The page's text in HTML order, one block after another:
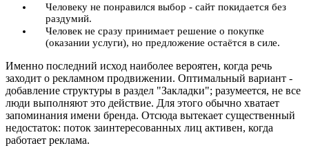
Человеку не понравился выбор - сайт покидается без
раздумий.
Человек не сразу принимает решение о покупке
(оказании услуги), но предложение остаётся в силе.
Именно последний исход наиболее вероятен, когда речь
заходит о рекламном продвижении. Оптимальный вариант -
добавление структуры в раздел "Закладки"; разумеется, не все
люди выполняют это действие. Для этого обычно хватает
запоминания имени бренда. Отсюда вытекает существенный
недостаток: поток заинтересованных лиц активен, когда
работает реклама.